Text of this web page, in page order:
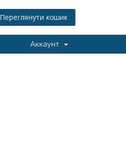
Переглянути кошик
Аккаунт